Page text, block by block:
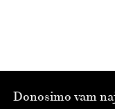
Donosimo vam